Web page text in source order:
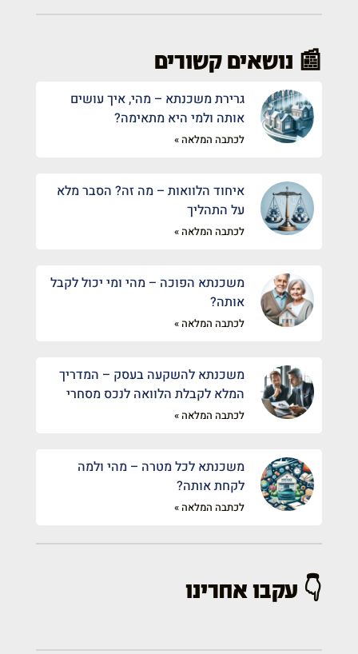
📰 נושאים קשורים
גרירת משכנתא – מהי, איך עושים
אותה ולמי היא מתאימה?
לכתבה המלאה »
איחוד הלוואות – מה זה? הסבר מלא
על התהליך
לכתבה המלאה »
משכנתא הפוכה – מהי ומי יכול לקבל
אותה?
לכתבה המלאה »
משכנתא להשקעה בעסק – המדריך
המלא לקבלת הלוואה לנכס מסחרי
לכתבה המלאה »
משכנתא לכל מטרה – מהי ולמה
לקחת אותה?
לכתבה המלאה »
👇 עקבו אחרינו